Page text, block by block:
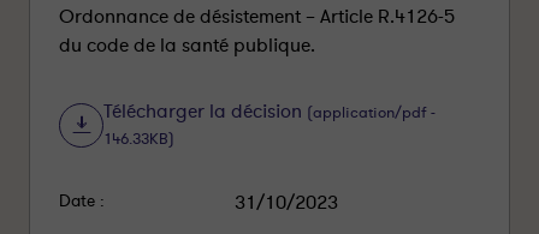
Ordonnance de désistement – Article R.4126-5
du code de la santé publique.
Télécharger la décision (application/pdf -
146.33KB)
Date : 31/10/2023